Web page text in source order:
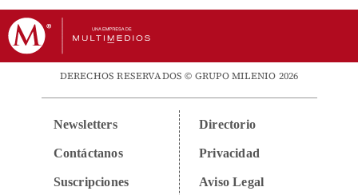
DERECHOS RESERVADOS © GRUPO MILENIO 2026
Newsletters
Contáctanos
Suscripciones
Directorio
Privacidad
Aviso Legal